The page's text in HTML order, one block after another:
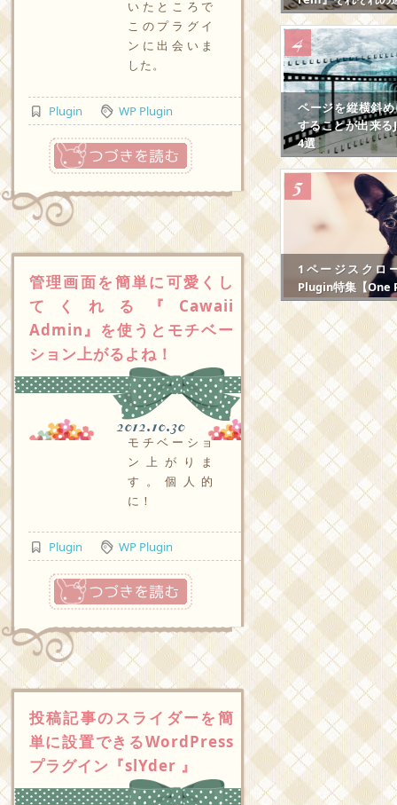
いたところで
このプラグイ
ンに出会いま
した。
Plugin WP Plugin
つづきを読む
管理画面を簡単に可愛くし
てくれる『Cawaii
Admin』を使うとモチベー
ション上がるよね！
2012.10.30
モチベーショ
ン上がりま
す。個人的
に！
Plugin WP Plugin
つづきを読む
投稿記事のスライダーを簡
単に設置できるWordPress
プラグイン『slYder 』
ページを縦横斜
することが出来
4選
1ページスクロ
Plugin特集【One